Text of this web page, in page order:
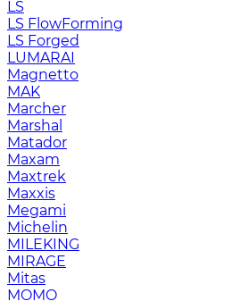
LS
LS FlowForming
LS Forged
LUMARAI
Magnetto
MAK
Marcher
Marshal
Matador
Maxam
Maxtrek
Maxxis
Megami
Michelin
MILEKING
MIRAGE
Mitas
MOMO